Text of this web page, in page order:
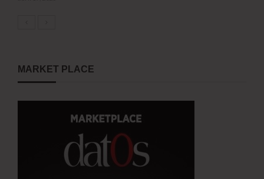
MARKET PLACE